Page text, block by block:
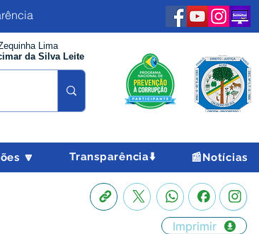
Lima
da Silva Leite
🔽 Transparência⬇️ 📰Notícias
Imprimir